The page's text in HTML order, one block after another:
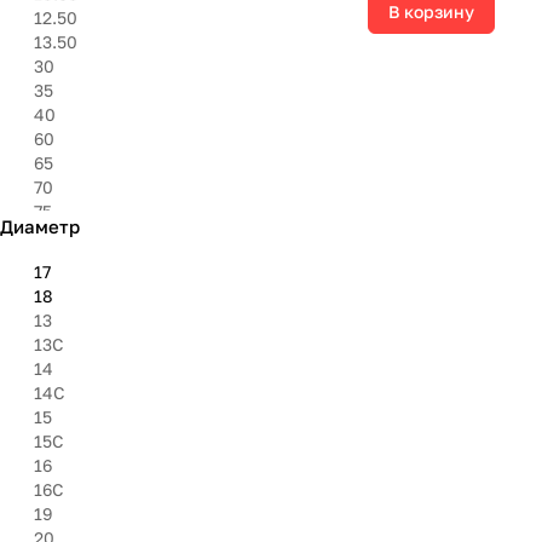
В корзину
325
6.95''
8.40''
27''
30''
31''
33''
35''
37''
12.50
13.50
30
35
40
60
65
70
75
8.50
85
9.50
Диаметр
17
18
13
13C
14
14C
15
15C
16
16C
19
20